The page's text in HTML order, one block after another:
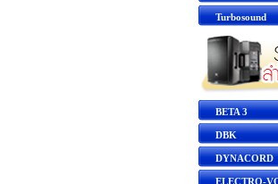
Turbosound
BETA 3
DBK
DYNACORD
ELECTRO-